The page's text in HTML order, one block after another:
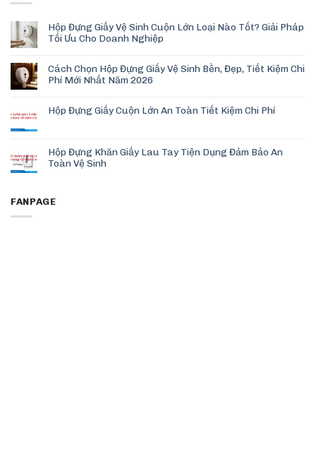
Hộp Đựng Giấy Vệ Sinh Cuộn Lớn Loại Nào Tốt? Giải Pháp
Tối Ưu Cho Doanh Nghiệp
Cách Chọn Hộp Đựng Giấy Vệ Sinh Bền, Đẹp, Tiết Kiệm Chi
Phí Mới Nhất Năm 2026
Hộp Đựng Giấy Cuộn Lớn An Toàn Tiết Kiệm Chi Phí
Hộp Đựng Khăn Giấy Lau Tay Tiện Dụng Đảm Bảo An
Toàn Vệ Sinh
FANPAGE